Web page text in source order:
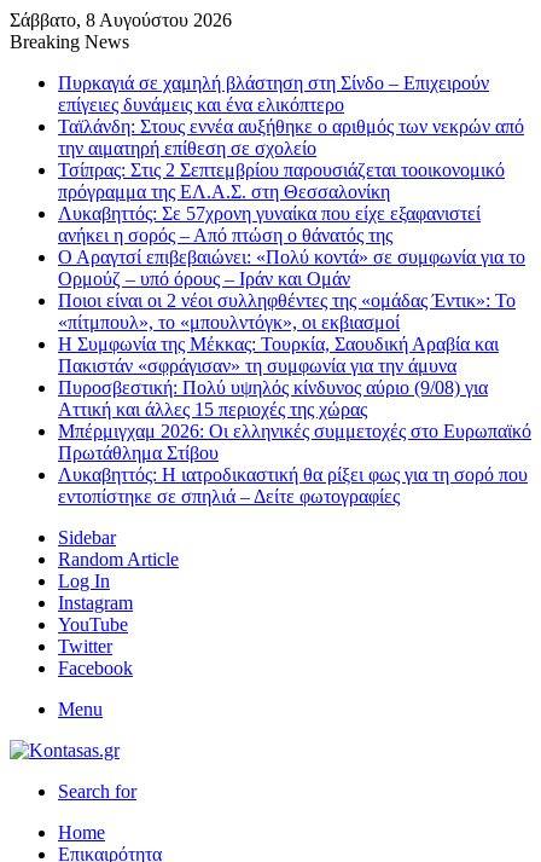
Σάββατο, 8 Αυγούστου 2026
Breaking News
Πυρκαγιά σε χαμηλή βλάστηση στη Σίνδο – Επιχειρούν
επίγειες δυνάμεις και ένα ελικόπτερο
Ταϊλάνδη: Στους εννέα αυξήθηκε ο αριθμός των νεκρών από
την αιματηρή επίθεση σε σχολείο
Τσίπρας: Στις 2 Σεπτεμβρίου παρουσιάζεται τοοικονομικό
πρόγραμμα της ΕΛ.Α.Σ. στη Θεσσαλονίκη
Λυκαβηττός: Σε 57χρονη γυναίκα που είχε εξαφανιστεί
ανήκει η σορός – Από πτώση ο θάνατός της
Ο Αραγτσί επιβεβαιώνει: «Πολύ κοντά» σε συμφωνία για το
Ορμούζ – υπό όρους – Ιράν και Ομάν
Ποιοι είναι οι 2 νέοι συλληφθέντες της «ομάδας Έντικ»: Το
«πίτμπουλ», το «μπουλντόγκ», οι εκβιασμοί
Η Συμφωνία της Μέκκας: Τουρκία, Σαουδική Αραβία και
Πακιστάν «σφράγισαν» τη συμφωνία για την άμυνα
Πυροσβεστική: Πολύ υψηλός κίνδυνος αύριο (9/08) για
Αττική και άλλες 15 περιοχές της χώρας
Μπέρμιγχαμ 2026: Οι ελληνικές συμμετοχές στο Ευρωπαϊκό
Πρωτάθλημα Στίβου
Λυκαβηττός: Η ιατροδικαστική θα ρίξει φως για τη σορό που
εντοπίστηκε σε σπηλιά – Δείτε φωτογραφίες
Sidebar
Random Article
Log In
Instagram
YouTube
Twitter
Facebook
Menu
Search for
Home
Επικαιρότητα